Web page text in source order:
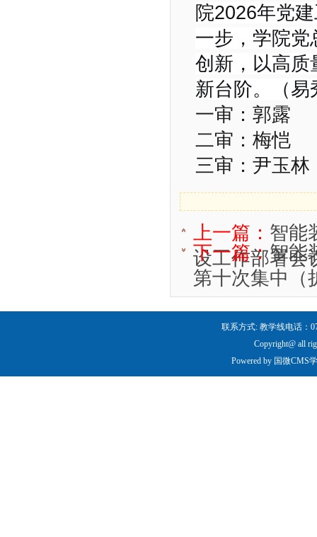
院2026年党
一步，学院党
创新，以高质
新台阶。
（
一审：郭露
二审：梅恺
三审：尹玉林
上一篇： 智能
设工作部署会
下一篇：智能
第十次集中（
联系方式: 教学线电话：
Copyright@ all
Powered by 国微CMS